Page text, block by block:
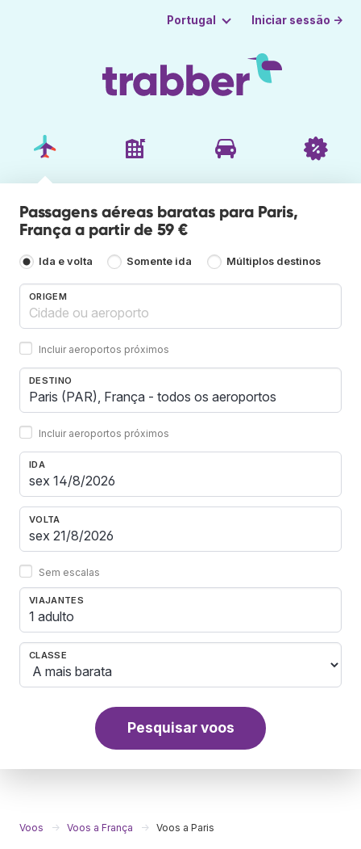
Portugal Iniciar sessão →
Passagens aéreas baratas para Paris,
França a partir de 59 €
Ida e volta Somente ida Múltiplos destinos
ORIGEM
Incluir aeroportos próximos
DESTINO
Incluir aeroportos próximos
IDA
VOLTA
Sem escalas
VIAJANTES
1 adulto
CLASSE
Pesquisar voos
Voos Voos a França Voos a Paris